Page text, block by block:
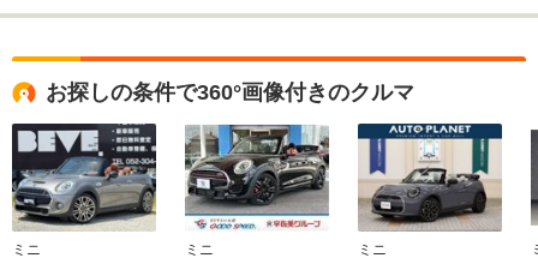
お探しの条件で360°画像付きのクルマ
ミニ ミニ ミニ